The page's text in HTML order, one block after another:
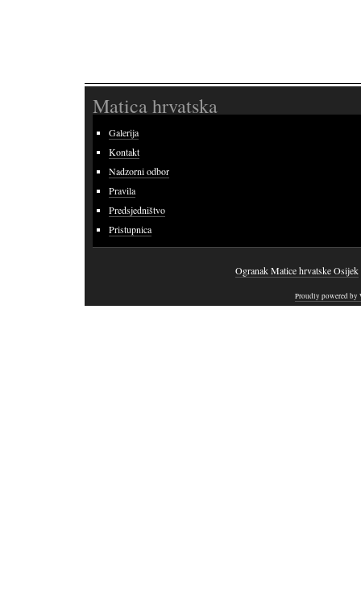
Matica hrvatska
Galerija
Kontakt
Nadzorni odbor
Pravila
Predsjedništvo
Pristupnica
Ogranak Matice hrvatske Osijek
Proudly powered by